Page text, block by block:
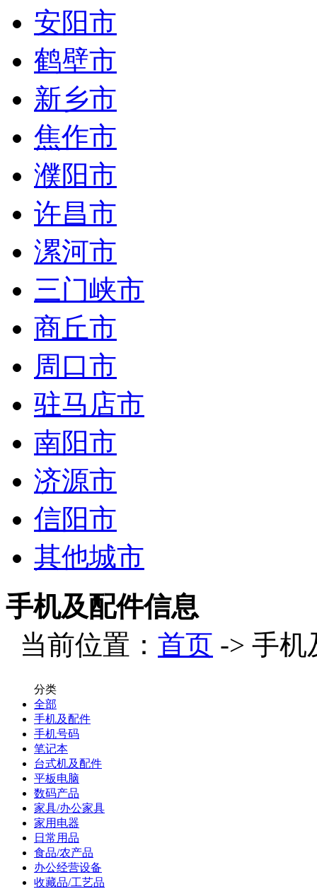
安阳市
鹤壁市
新乡市
焦作市
濮阳市
许昌市
漯河市
三门峡市
商丘市
周口市
驻马店市
南阳市
济源市
信阳市
其他城市
手机及配件信息
当前位置： 首页 -> 手机
分类
全部
手机及配件
手机号码
笔记本
台式机及配件
平板电脑
数码产品
家具/办公家具
家用电器
日常用品
食品/农产品
办公经营设备
收藏品/工艺品